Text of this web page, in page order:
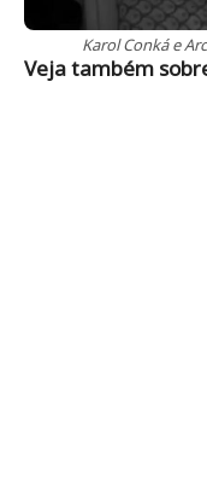
Karol Conká e
Veja também